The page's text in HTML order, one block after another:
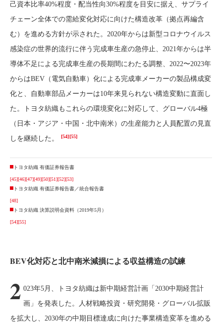
己資本比率40%程度・配当性向30%程度を目安に据え、サプライ
チェーン全体での需給変化対応に向けた構造改革（拠点再編含
む）を進める方針が示された。2020年からは新型コロナウイルス
感染症の世界的流行に伴う完成車生産の急停止、2021年からは半
導体不足による完成車生産の長期間にわたる調整、2022〜2023年
からはBEV（電気自動車）化による完成車メーカーの製品構成変
化と、自動車部品メーカーは10年来見られない構造変動に直面し
た。トヨタ紡織もこれらの環境変化に対応して、グローバル4極
（日本・アジア・中国・北中南米）の生産能力と人員配置の見直
しを継続した。
[54][55]
トヨタ紡織 有価証券報告書
[45][46][47][49][50][51][52][53]
トヨタ紡織 有価証券報告書／統合報告書
[48]
トヨタ紡織 決算説明会資料（2019年5月）
[54][55]
BEV化対応と北中南米減損による収益構造の試練
2 023年5月、トヨタ紡織は新中期経営計画「2030中期経営計
画」を発表した。人材戦略投資・研究開発・グローバル拡販
を拡大し、2030年の中期目標達成に向けた事業構造変革を進める